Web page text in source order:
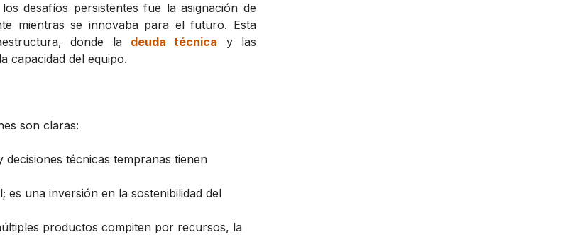
desafíos persistentes fue la asignación de
mientras se innovaba para el futuro. Esta
donde la deuda técnica y las
capacidad del equipo.
son claras:
decisiones técnicas tempranas tienen
es una inversión en la sostenibilidad del
productos compiten por recursos, la